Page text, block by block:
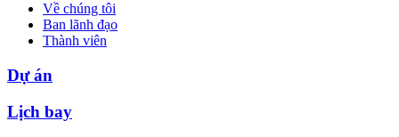
Về chúng tôi
Ban lãnh đạo
Thành viên
Dự án
Lịch bay